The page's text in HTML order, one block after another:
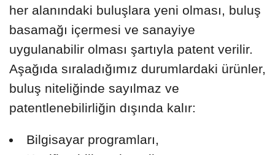
her alanındaki buluşlara yeni olması, buluş
basamağı içermesi ve sanayiye
uygulanabilir olması şartıyla patent verilir.
Aşağıda sıraladığımız durumlardaki ürünler,
buluş niteliğinde sayılmaz ve
patentlenebilirliğin dışında kalır:
Bilgisayar programları,